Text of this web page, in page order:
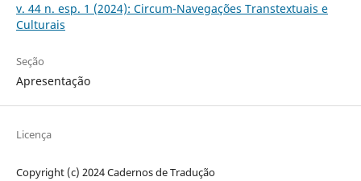
v. 44 n. esp. 1 (2024): Circum-Navegações Transtextuais e
Culturais
Seção
Apresentação
Licença
Copyright (c) 2024 Cadernos de Tradução